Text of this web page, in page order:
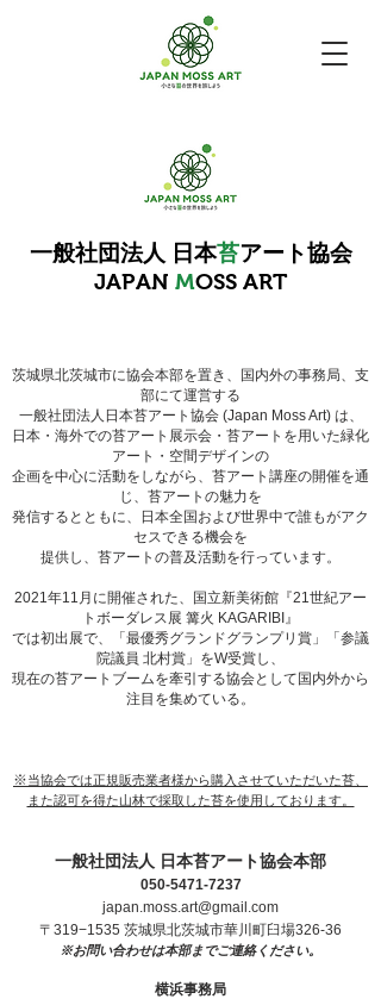
一般社団法人 日本苔アート協会
​JAPAN MOSS ART
茨城県北茨城市に協会本部を置き、国内外の事務局、支
部にて運営する
一般社団法人日本苔アート協会 (Japan Moss Art) は、
日本・海外での苔アート展示会・苔アートを用いた緑化
アート・空間デザインの
企画を中心に活動をしながら、苔アート講座の開催を通
じ、苔アートの魅力を
発信するとともに、日本全国および世界中で誰もがアク
セスできる機会を
提供し、苔アートの普及活動を行っています。
2021年11月に開催された、国立新美術館『21世紀アー
トボーダレス展 篝火 KAGARIBI』
では初出展で、「最優秀グランドグランプリ賞」「参議
院議員 北村賞」をW受賞し、
現在の苔アートブームを牽引する協会として国内外から
注目を集めている。
※当協会では正規販売業者様から購入させていただいた苔、
また認可を得た山林で採取した苔を使用しております。
一般社団法人 日本苔アート協会本部
050-5471-7237
japan.moss.art@gmail.com
〒 319−1535 茨城県北茨城市華川町臼場326-36
※お問い合わせは本部までご連絡ください。
横浜事務局